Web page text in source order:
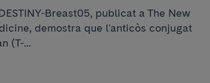
Breast05, publicat a The New
demostra que l'anticòs conjugat
(T-...